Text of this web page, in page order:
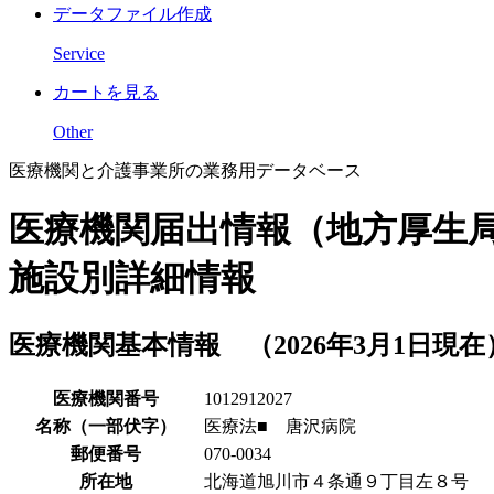
データファイル作成
Service
カートを見る
Other
医療機関と介護事業所の業務用データベース
医療機関届出情報（地方厚生
施設別詳細情報
医療機関基本情報 （2026年3月1日現在
医療機関番号
1012912027
名称（一部伏字）
医療法■ 唐沢病院
郵便番号
070-0034
所在地
北海道旭川市４条通９丁目左８号